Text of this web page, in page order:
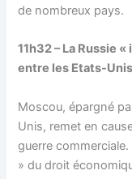
de nombreux pays.
11h32 – La Russie
entre les Etats-
Moscou, épargné
Unis, remet en
guerre
» du droit